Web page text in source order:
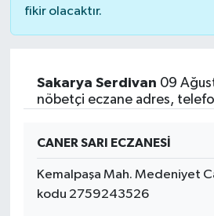
fikir olacaktır.
Sakarya Serdivan 09
nöbetçi eczane adres,
CANER SARI ECZANESİ
Kemalpaşa Mah. Medeniyet
kodu 2759243526